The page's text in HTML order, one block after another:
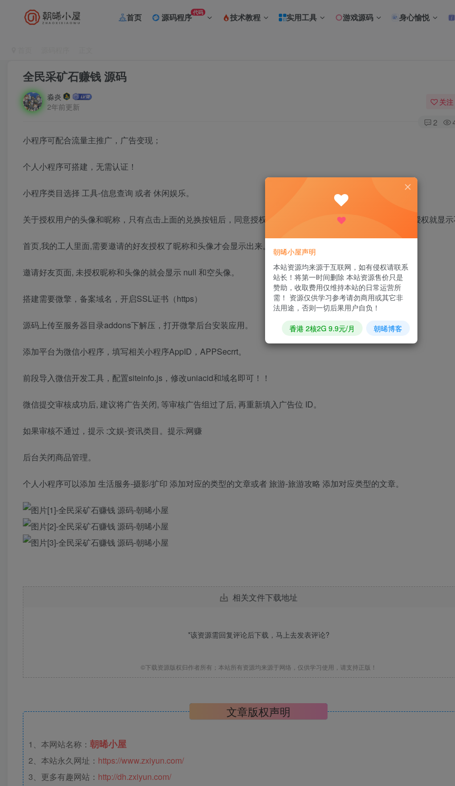
首页 源码程序代码 技术教程 实用工具 游戏源码 身心愉悦
全民采矿石赚钱 源码
淼炎
2年前更新
关注
2
小程序可配合流量主推广，广告变现；
个人小程序可搭建，无需认证！
小程序类目选择 工具-信息查询 或者 休闲娱乐。
关于授权用户的头像和昵称，只有点击上面的兑换按钮后，同意授权后，后台才会显示用户的头像和昵称，未授权就显
首页,我的工人里面,需要邀请的好友授权了昵称和头像才会显示出来。
邀请好友页面, 未授权昵称和头像的就会显示 null 和空头像。
搭建需要微擎，备案域名，开启SSL证书（https）
源码上传至服务器目录addons下解压，打开微擎后台安装应用。
添加平台为微信小程序，填写相关小程序AppID，APPSecrrt。
前段导入微信开发工具，配置siteinfo.js，修改uniacid和域名即可！！
微信提交审核成功后, 建议将广告关闭, 等审核广告组过了后, 再重新填入广告位 ID。
如果审核不通过，提示 :文娱-资讯类目。提示:网赚
后台关闭商品管理。
个人小程序可以添加 生活服务-摄影/扩印 添加对应的类型的文章或者 旅游-旅游攻略 添加对应类型的文章。
相关文件下载地址
*该资源需回复评论后下载，马上去发表评论?
©下载资源版权归作者所有；本站所有资源均来源于网络，仅供学习使用，请支持正版！
文章版权声明
1、本网站名称： 朝晞小屋
2、本站永久网址： https://www.zxiyun.com/
3、更多有趣网站： http://dh.zxiyun.com/
朝晞小屋声明
本站资源均来源于互联网，如有侵权请联系
站长！将第一时间删除 本站资源售价只是
赞助，收取费用仅维持本站的日常运营所
需！ 资源仅供学习参考请勿商用或其它非
法用途，否则一切后果用户自负！
香港 2核2G 9.9元/月 朝晞博客